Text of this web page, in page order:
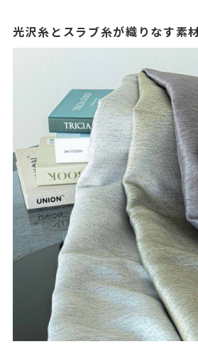
光沢糸とスラブ糸が織りなす素